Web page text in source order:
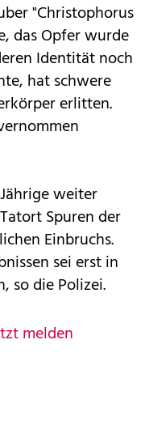
"Christophorus
das Opfer wurde
Identität noch
hat schwere
erlitten.
weiter
Spuren der
Einbruchs.
sei erst in
so die Polizei.
melden